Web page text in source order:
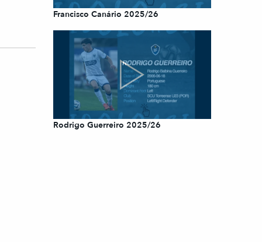
Francisco Canário 2025/26
Rodrigo Guerreiro 2025/26